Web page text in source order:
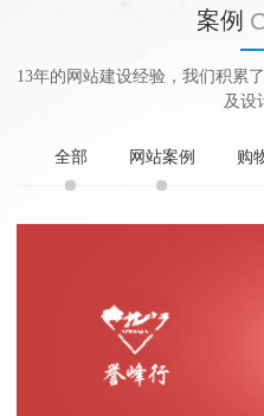
案例
13年的网站建设经验，我们积累
及设
全部 网站案例 购